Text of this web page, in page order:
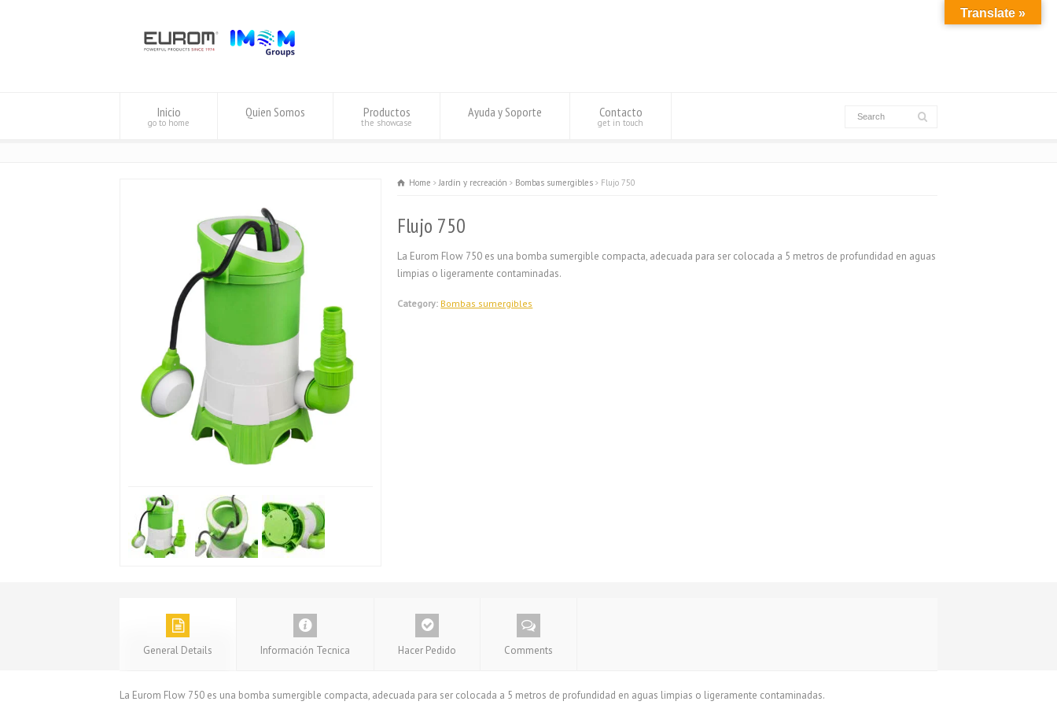
Inicio
go to home
Quien Somos Productos
the showcase
Ayuda y Soporte Contacto
get in touch
Home Jardín y recreación Bombas sumergibles Flujo 750
Flujo 750
La Eurom Flow 750 es una bomba sumergible compacta, adecuada para ser colocada a 5 metros de profundidad en aguas
limpias o ligeramente contaminadas.
Category: Bombas sumergibles
General Details Información Tecnica Hacer Pedido Comments
La Eurom Flow 750 es una bomba sumergible compacta, adecuada para ser colocada a 5 metros de profundidad en aguas limpias o ligeramente contaminadas.
Translate »